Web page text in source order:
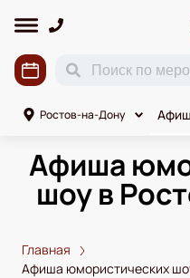
Ростов-на-Дону
Афиша
шоу в
Главная
Афиша юмористических